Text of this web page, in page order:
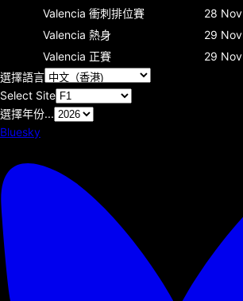
Valencia 衝刺排位賽 28 Nov
Valencia 熱身 29 Nov
Valencia 正賽 29 Nov
選擇語言
Select Site
選擇年份...
Bluesky